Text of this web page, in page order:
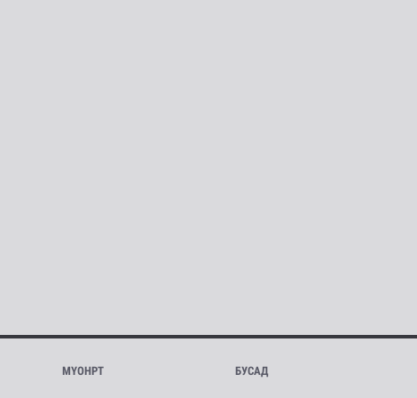
МҮОНРТ БУСАД